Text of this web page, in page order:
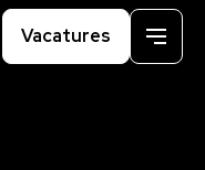
Vacatures
Menu